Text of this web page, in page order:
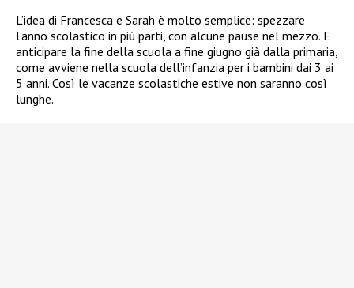
L’idea di Francesca e Sarah è molto semplice: spezzare
l’anno scolastico in più parti, con alcune pause nel mezzo. E
anticipare la fine della scuola a fine giugno già dalla primaria,
come avviene nella scuola dell’infanzia per i bambini dai 3 ai
5 anni. Così le vacanze scolastiche estive non saranno così
lunghe.